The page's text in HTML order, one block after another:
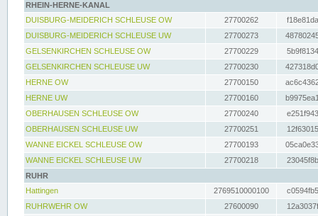
RHEIN-HERNE-KANAL
DUISBURG-MEIDERICH SCHLEUSE OW
27700262
DUISBURG-MEIDERICH SCHLEUSE UW
27700273
GELSENKIRCHEN SCHLEUSE OW
27700229
GELSENKIRCHEN SCHLEUSE UW
27700230
HERNE OW
27700150
HERNE UW
27700160
OBERHAUSEN SCHLEUSE OW
27700240
OBERHAUSEN SCHLEUSE UW
27700251
WANNE EICKEL SCHLEUSE OW
27700193
WANNE EICKEL SCHLEUSE UW
27700218
RUHR
Hattingen
2769510000100
RUHRWEHR OW
27600090